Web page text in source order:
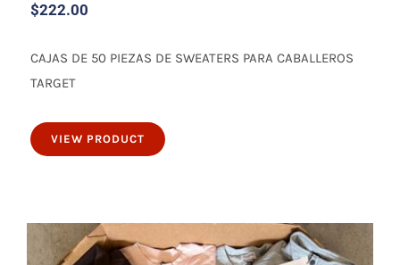
50 piezas de sweaters para caballeros
$222.00
CAJAS DE 50 PIEZAS DE SWEATERS PARA CABALLEROS
TARGET
VIEW PRODUCT